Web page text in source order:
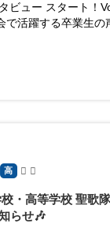
ビュー スタート！
で活躍する卒業生の
高
・高等学校 聖歌
らせ🎶